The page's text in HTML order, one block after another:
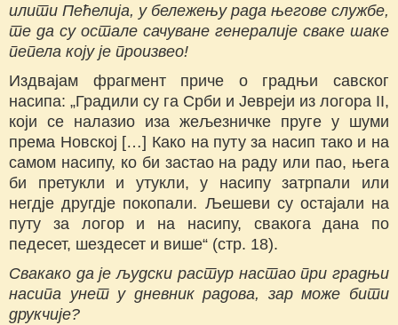
илити Пећелија, у бележењу рада његове службе,
те да су остале сачуване генералије сваке шаке
пепела коју је произвео!
Издвајам фрагмент приче о градњи савског
насипа: „Градили су га Срби и Јевреји из логора II,
који се налазио иза жељезничке пруге у шуми
према Новској […] Како на путу за насип тако и на
самом насипу, ко би застао на раду или пао, њега
би претукли и утукли, у насипу затрпали или
негдје другдје покопали. Љешеви су остајали на
путу за логор и на насипу, свакога дана по
педесет, шездесет и више“ (стр. 18).
Свакако да је људски растур настао при градњи
насипа унет у дневник радова, зар може бити
друкчије?